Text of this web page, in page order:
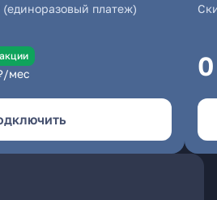
(единоразовый платеж)
мес 0